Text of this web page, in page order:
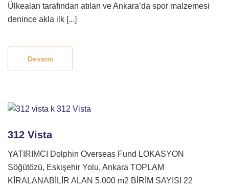
Ülkealan tarafından atılan ve Ankara’da spor malzemesi
denince akla ilk [...]
Devamı
312 Vista
YATIRIMCI Dolphin Overseas Fund LOKASYON
Söğütözü, Eskişehir Yolu, Ankara TOPLAM
KİRALANABİLİR ALAN 5.000 m2 BİRİM SAYISI 22